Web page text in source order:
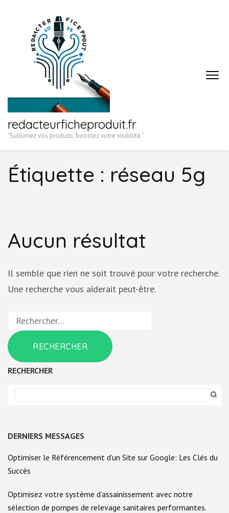
redacteurficheproduit.fr
"Sublimez vos produits, boostez votre visibilité."
Étiquette : réseau 5g
Aucun résultat
Il semble que rien ne soit trouvé pour votre recherche.
Une recherche vous aiderait peut-être.
Rechercher :
RECHERCHER
DERNIERS MESSAGES
Optimiser le Référencement d’un Site sur Google: Les Clés du
Succès
Optimisez votre système d’assainissement avec notre
sélection de pompes de relevage sanitaires performantes.